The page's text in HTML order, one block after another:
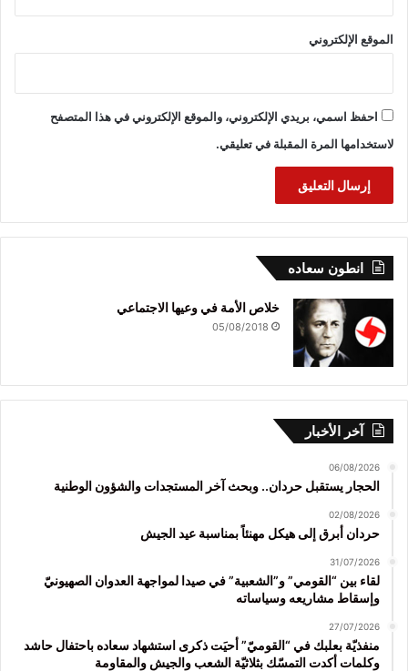
الموقع الإلكتروني
احفظ اسمي، بريدي الإلكتروني، والموقع الإلكتروني في هذا المتصفح
لاستخدامها المرة المقبلة في تعليقي.
انطون سعاده
خلاص الأمة في وعيها الاجتماعي
05/08/2018
آخر الأخبار
06/08/2026
الحجار يستقبل حردان.. وبحث آخر المستجدات والشؤون الوطنية
02/08/2026
حردان أبرق إلى هيكل مهنئاً بمناسبة عيد الجيش
31/07/2026
لقاء بين “القومي” و”الشعبية” في صيدا لمواجهة العدوان الصهيونيّ
وإسقاط مشاريعه وسياساته
27/07/2026
منفذيّة بعلبك في “القوميّ” أحيَت ذكرى استشهاد سعاده باحتفال حاشد
وكلمات أكدت التمسّك بثلاثيّة الشعب والجيش والمقاومة